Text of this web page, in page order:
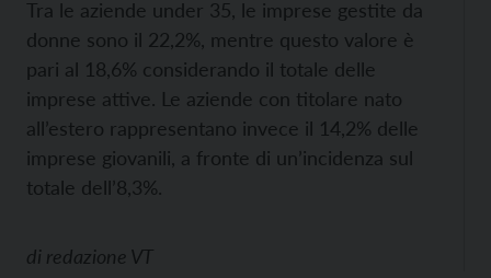
Tra le aziende under 35, le imprese gestite da
donne sono il 22,2%, mentre questo valore è
pari al 18,6% considerando il totale delle
imprese attive. Le aziende con titolare nato
all’estero rappresentano invece il 14,2% delle
imprese giovanili, a fronte di un’incidenza sul
totale dell’8,3%.
di redazione VT